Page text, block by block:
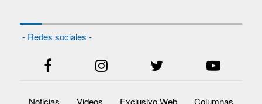
- Redes sociales -
Noticias Videos Exclusivo Web Columnas